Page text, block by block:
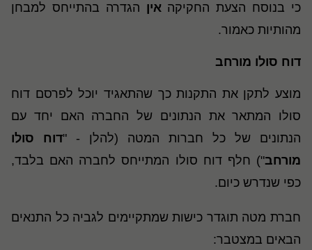
כי בנוסח הצעת החקיקהאין הגדרה בהתייחס למבחן
מהותיות כאמור.
דוח סולו מורחב
מוצע לתקן את התקנות כך שהתאגיד יוכל לפרסם דוח
סולו המתאר את הנתונים של החברה האם יחד עם
הנתונים של כל חברות המטה (להלן - "דוח סולו
מורחב") חלף דוח סולו המתייחס לחברה האם בלבד,
כפי שנדרש כיום.
חברת מטה תוגדר כישות שמתקיימים לגביה כל התנאים
הבאים במצטבר: